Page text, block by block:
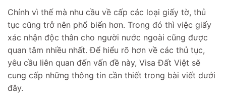
Chính vì thế mà nhu cầu về cấp các loại giấy tờ, thủ
tục cũng trở nên phổ biến hơn. Trong đó thì việc giấy
xác nhận độc thân cho người nước ngoài cũng được
quan tâm nhiều nhất. Để hiểu rõ hơn về các thủ tục,
yêu cầu liên quan đến vấn đề này, Visa Đất Việt sẽ
cung cấp những thông tin cần thiết trong bài viết dưới
đây.